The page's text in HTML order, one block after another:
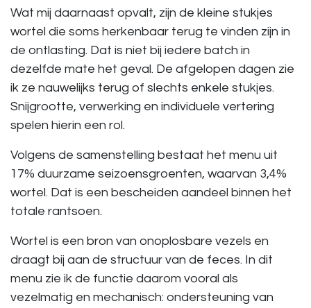
Wat mij daarnaast opvalt, zijn de kleine stukjes
wortel die soms herkenbaar terug te vinden zijn in
de ontlasting. Dat is niet bij iedere batch in
dezelfde mate het geval. De afgelopen dagen zie
ik ze nauwelijks terug of slechts enkele stukjes.
Snijgrootte, verwerking en individuele vertering
spelen hierin een rol.
Volgens de samenstelling bestaat het menu uit
17% duurzame seizoensgroenten, waarvan 3,4%
wortel. Dat is een bescheiden aandeel binnen het
totale rantsoen.
Wortel is een bron van onoplosbare vezels en
draagt bij aan de structuur van de feces. In dit
menu zie ik de functie daarom vooral als
vezelmatig en mechanisch: ondersteuning van